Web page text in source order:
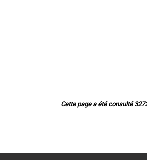
Cette page a été consulté